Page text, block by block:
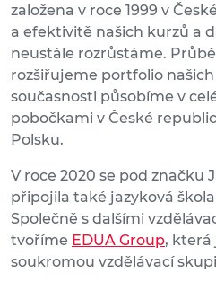
založena v roce 1999 v
a efektivitě našich kurzů a
neustále rozrůstáme.
rozšiřujeme portfolio
současnosti působíme v
pobočkami v České
Polsku.
V roce 2020 se pod značku
připojila také jazyková
Společně s dalšími
tvoříme EDUA Group, která
soukromou vzdělávací